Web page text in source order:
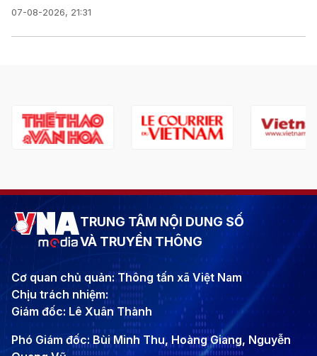
07-08-2026, 21:31
TRUNG TÂM NỘI DUNG SỐ
VÀ TRUYỀN THÔNG
Cơ quan chủ quản: Thông tấn xã Việt Nam
Chịu trách nhiệm:
Giám đốc: Lê Xuân Thành
Phó Giám đốc: Bùi Minh Thu, Hoàng Giang, Nguyễn